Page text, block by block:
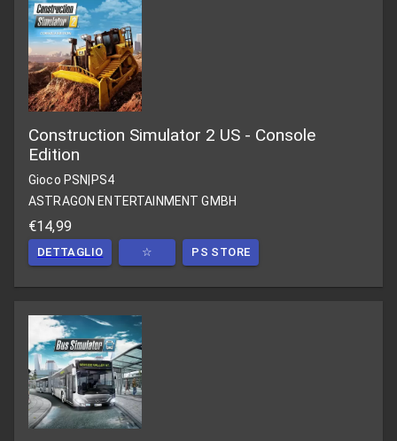
Construction Simulator 2 US - Console
Edition
Gioco PSN|PS4
ASTRAGON ENTERTAINMENT GMBH
€14,99
DETTAGLIO ☆ PS STORE